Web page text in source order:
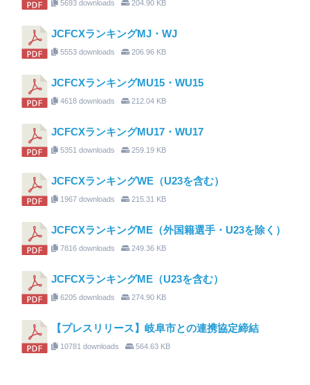
5693 downloads 204.90 KB
JCFCXランキングMJ・WJ
5553 downloads 206.96 KB
JCFCXランキングMU15・WU15
4618 downloads 212.04 KB
JCFCXランキングMU17・WU17
5351 downloads 259.19 KB
JCFCXランキングWE（U23を含む）
1967 downloads 215.31 KB
JCFCXランキングME（外国籍選手・U23を除く）
7816 downloads 249.36 KB
JCFCXランキングME（U23を含む）
6205 downloads 274.90 KB
【プレスリリース】岐阜市との連携協定締結
10781 downloads 564.63 KB